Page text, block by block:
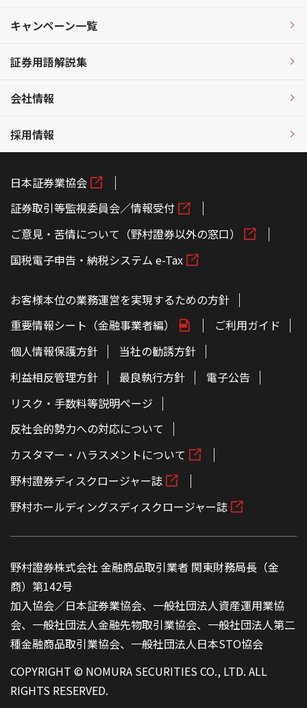
キャンペーン一覧
証券用語解説集
会社情報
採用情報
日本証券業協会
証券取引等監視委員会／情報受付
ご意見・苦情について（野村證券以外の窓口）
国税電子申告・納税システム e-Tax
お客様本位の業務運営を実現するための方針
重要情報シート（金融事業者編）
ご利用ガイド
個人情報保護方針
当社の勧誘方針
利益相反管理方針
最良執行方針
電子公告
リスク・手数料等説明ページ
反社会的勢力への対応について
カスタマー・ハラスメントについて
野村證券ディスクロージャー誌
野村ホールディングスディスクロージャー誌
野村證券株式会社 金融商品取引業者 関東財務局長（金
商）第142号
加入協会／日本証券業協会、一般社団法人資産運用業協
会、一般社団法人金融先物取引業協会、一般社団法人第二
種金融商品取引業協会、一般社団法人日本STO協会
COPYRIGHT © NOMURA SECURITIES CO., LTD. ALL
RIGHTS RESERVED.